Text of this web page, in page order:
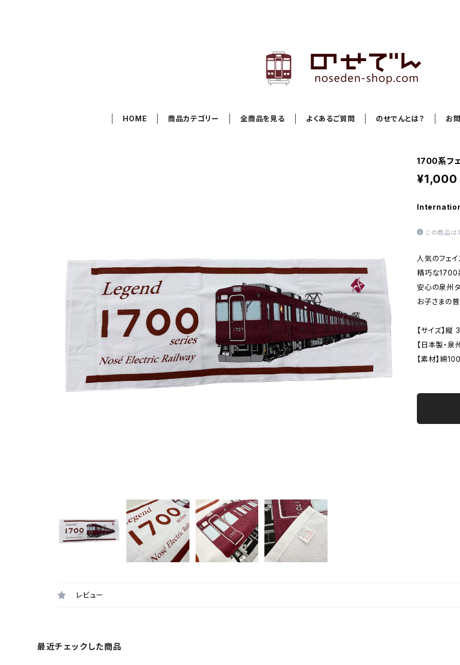
HOME 商品カテゴリー 全商品を見る よくあるご質問 のせでんとは？ お
1700系フ
¥1,000
この商品は
人気のフェ
精巧な1700
安心の泉州
お子さまの
【サイズ】
【日本製・泉
【素材】綿
レビュー
最近チェックした商品